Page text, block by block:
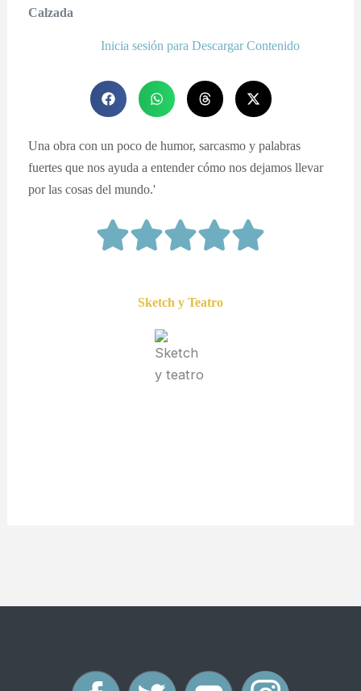
Calzada
Inicia sesión para Descargar Contenido
Una obra con un poco de humor, sarcasmo y palabras
fuertes que nos ayuda a entender cómo nos dejamos llevar
por las cosas del mundo.'
Sketch y Teatro